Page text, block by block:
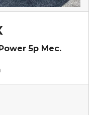
5p Mec.